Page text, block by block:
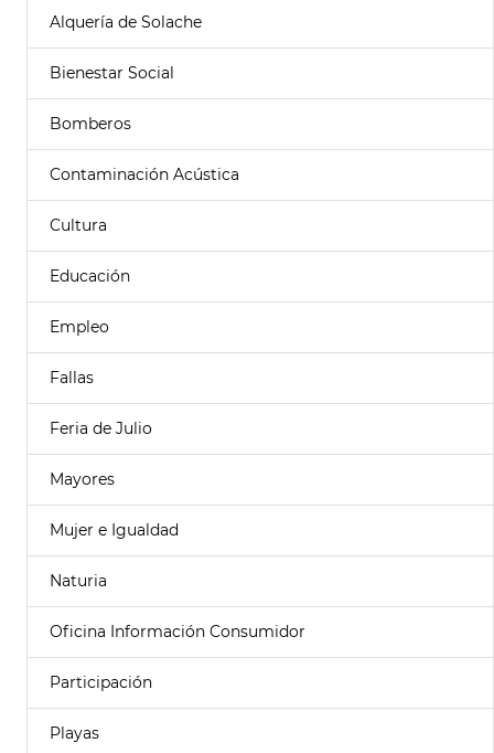
Alquería de Solache
Bienestar Social
Bomberos
Contaminación Acústica
Cultura
Educación
Empleo
Fallas
Feria de Julio
Mayores
Mujer e Igualdad
Naturia
Oficina Información Consumidor
Participación
Playas